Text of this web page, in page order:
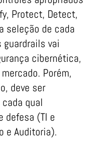
Protect, Detect,
seleção de cada
vai
cibernética,
Porém,
deve ser
qual
defesa (TI e
e Auditoria).